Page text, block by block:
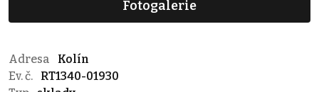
Fotogalerie
Adresa
Kolín
Ev. č.
RT1340-01930